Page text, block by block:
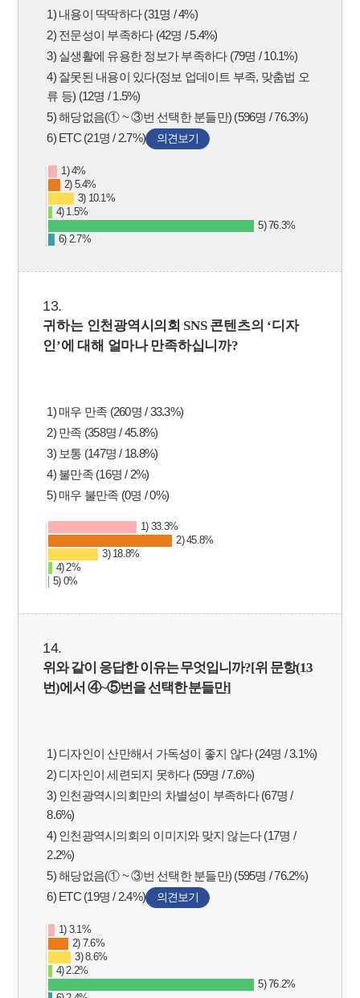
1) 내용이 딱딱하다 (31명 / 4%)
2) 전문성이 부족하다 (42명 / 5.4%)
3) 실생활에 유용한 정보가 부족하다 (79명 / 10.1%)
4) 잘못된 내용이 있다(정보 업데이트 부족, 맞춤법 오
류 등) (12명 / 1.5%)
5) 해당없음(① ~ ③번 선택한 분들만) (596명 / 76.3%)
6) ETC (21명 / 2.7%)
의견보기
1) 4%
2) 5.4%
3) 10.1%
4) 1.5%
5) 76.3%
6) 2.7%
13.
귀하는 인천광역시의회 SNS 콘텐츠의 ‘디자
인’에 대해 얼마나 만족하십니까?
1) 매우 만족 (260명 / 33.3%)
2) 만족 (358명 / 45.8%)
3) 보통 (147명 / 18.8%)
4) 불만족 (16명 / 2%)
5) 매우 불만족 (0명 / 0%)
1) 33.3%
2) 45.8%
3) 18.8%
4) 2%
5) 0%
14.
위와 같이 응답한 이유는 무엇입니까?[위 문항(13
번)에서④~⑤번을 선택한 분들만]
1) 디자인이 산만해서 가독성이 좋지 않다 (24명 / 3.1%)
2) 디자인이 세련되지 못하다 (59명 / 7.6%)
3) 인천광역시의회만의 차별성이 부족하다 (67명 /
8.6%)
4) 인천광역시의회의 이미지와 맞지 않는다 (17명 /
2.2%)
5) 해당없음(① ~ ③번 선택한 분들만) (595명 / 76.2%)
6) ETC (19명 / 2.4%)
의견보기
1) 3.1%
2) 7.6%
3) 8.6%
4) 2.2%
5) 76.2%